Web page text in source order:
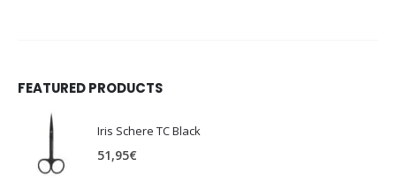
FEATURED PRODUCTS
Iris Schere TC Black
51,95€